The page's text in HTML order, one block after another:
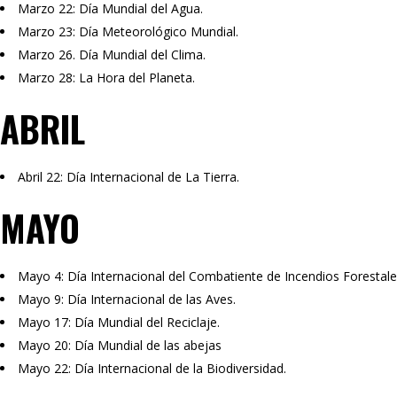
Marzo 22: Día Mundial del Agua.
Marzo 23: Día Meteorológico Mundial.
Marzo 26. Día Mundial del Clima.
Marzo 28: La Hora del Planeta.
ABRIL
Abril 22: Día Internacional de La Tierra.
MAYO
Mayo 4: Día Internacional del Combatiente de Incendios
Mayo 9: Día Internacional de las Aves.
Mayo 17: Día Mundial del Reciclaje.
Mayo 20: Día Mundial de las abejas
Mayo 22: Día Internacional de la Biodiversidad.